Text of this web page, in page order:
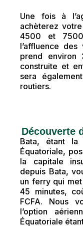
Une fois à
achèterez
4500 et
l’affluence
prend environ
construite et
sera
routiers.
Découverte
Bata, étant
Équatoriale,
la capitale
depuis Bata,
un ferry qui
45 minutes,
FCFA. Nous
l’option
Équatoriale